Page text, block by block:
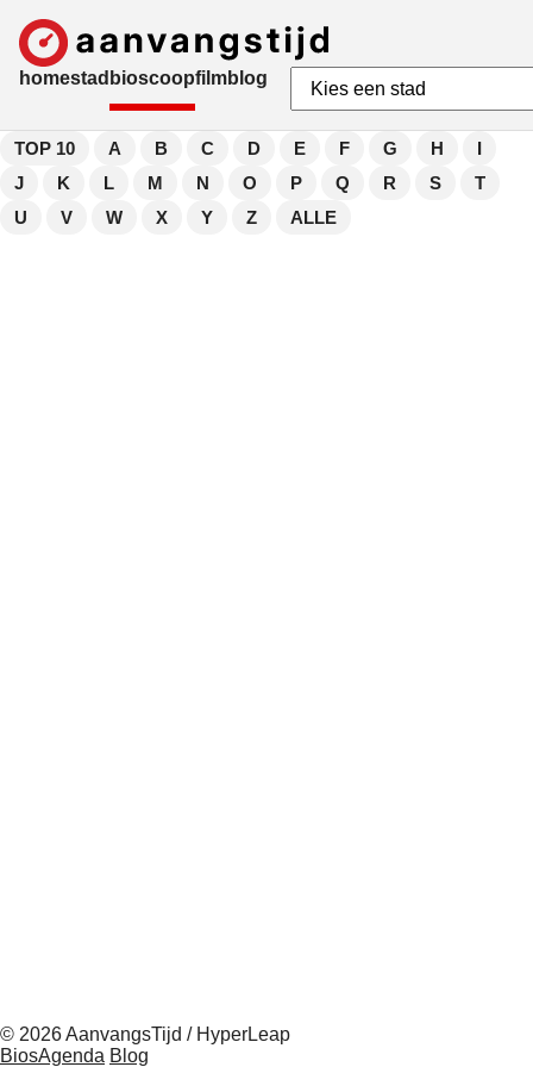
homestad bioscoopfilmblog
TOP 10 A B C D E F G H
I
J
K L M N O P Q R S
T
U
V W X Y Z ALLE
© 2026 AanvangsTijd / HyperLeap
BiosAgenda Blog